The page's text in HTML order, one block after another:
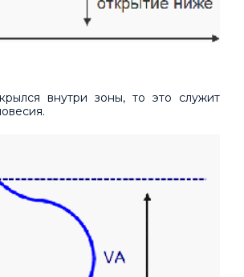
внутри зоны, то это служит